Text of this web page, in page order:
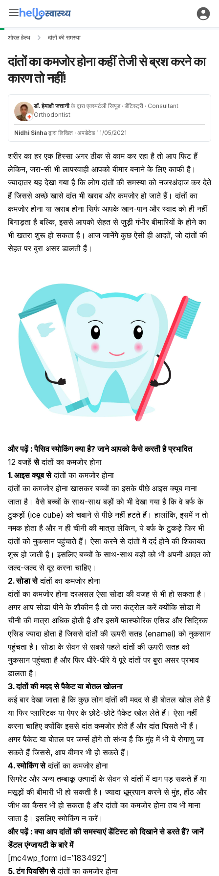
ओरल हेल्थ दांतों की समस्या
दांतों का कमजोर होना कहीं तेजी से ब्रश करने का
कारण तो नहीं!
डॉ. हेमाक्षी जत्तानीके द्वारा एक्स्पर्टली रिव्यूड · डेंटिस्ट्री · Consultant
Orthodontist
Nidhi Sinha द्वारा लिखित · अपडेटेड 11/05/2021
शरीर का हर एक हिस्सा अगर ठीक से काम कर रहा है तो आप फिट हैं
लेकिन, जरा-सी भी लापरवाही आपको बीमार बनाने के लिए काफी है।
ज्यादातर यह देखा गया है कि लोग दांतों की समस्या को नजरअंदाज कर देते
हैं जिससे अच्छे खासे दांत भी खराब और कमजोर हो जाते हैं। दांतों का
कमजोर होना या खराब होना सिर्फ आपके खान-पान और स्वाद को ही नहीं
बिगाड़ता है बल्कि, इससे आपको सेहत से जुड़ी गंभीर बीमारियों के होने का
भी खतरा शुरू हो सकता है। आज जानेंगे कुछ ऐसी ही आदतें, जो दांतों की
सेहत पर बुरा असर डालती हैं।
और पढ़ें :पैसिव स्मोकिंग क्या है? जाने आपको कैसे करती है प्रभावित
12 वजहेंसे दांतों का कमजोर होना
1. आइस क्यूबसे दांतों का कमजोर होना
दांतों का कमजोर होना खासकर बच्चों का इसके पीछे आइस क्यूब माना
जाता है। वैसे बच्चों के साथ-साथ बड़ों को भी देखा गया है कि वे बर्फ के
टुकड़ों (ice cube) को चबाने से पीछे नहीं हटते हैं। हालांकि, इसमें न तो
नमक होता है और न ही चीनी की मात्रा लेकिन, ये बर्फ के टुकड़े फिर भी
दांतों को नुकसान पहुंचाते हैं। ऐसा करने सेदांतों में दर्दहोने की शिकायत
शुरू हो जाती है। इसलिए बच्चों के साथ-साथ बड़ों को भी अपनी आदत को
जल्द-जल्द से दूर करना चाहिए।
2. सोडासे दांतों का कमजोर होना
दांतों का कमजोर होना दरअसल ऐसा सोडा की वजह से भी हो सकता है।
अगर आप सोडा पीने के शौकीन हैं तो जरा कंट्रोल करें क्योंकि सोडा में
चीनी की मात्रा अधिक होती है और इसमें फास्फोरिक एसिड और सिट्रिक
एसिड ज्यादा होता है जिससेदांतों की ऊपरी सतह (enamel) को नुकसान
पहुंचता है। सोडा के सेवन से सबसे पहले दांतों की ऊपरी सतह को
नुकसान पहुंचता है और फिर धीरे-धीरे ये पूरे दांतों पर बुरा असर प्रभाव
डालता है।
3. दांतों की मदद से पैकेट या बोतल खोलना
कई बार देखा जाता है कि कुछ लोग दांतों की मदद से ही बोतल खोल लेते हैं
या फिर प्लास्टिक या पेपर के छोटे-छोटे पैकेट खोल लेते हैं। ऐसा नहीं
करना चाहिए क्योंकि इससे दांत कमजोर होते हैं और दांत घिसते भी हैं।
अगर पैकेट या बोतल पर जर्म्स होंगे तो संभव है कि मुंह में भी ये रोगाणु जा
सकते हैं जिससे, आप बीमार भी हो सकते हैं।
4. स्मोकिंगसे दांतों का कमजोर होना
सिगरेट और अन्य तम्बाकू उत्पादों के सेवन से दांतों में दाग पड़ सकते हैं या
मसूड़ों की बीमारी भी हो सकती है। ज्यादा धूम्रपानकरने से मुंह, होंठ और
जीभ का कैंसर भी हो सकता है और दांतों का कमजोर होना तय भी माना
जाता है। इसलिएस्मोकिंग न करें।
और पढ़ें :क्या आप दांतों की समस्याएं डेंटिस्ट को दिखाने से डरते हैं? जानें
डेंटल एंग्जायटी के बारे में
[mc4wp_form id=’183492″]
5. टंग पियर्सिंगसे दांतों का कमजोर होना